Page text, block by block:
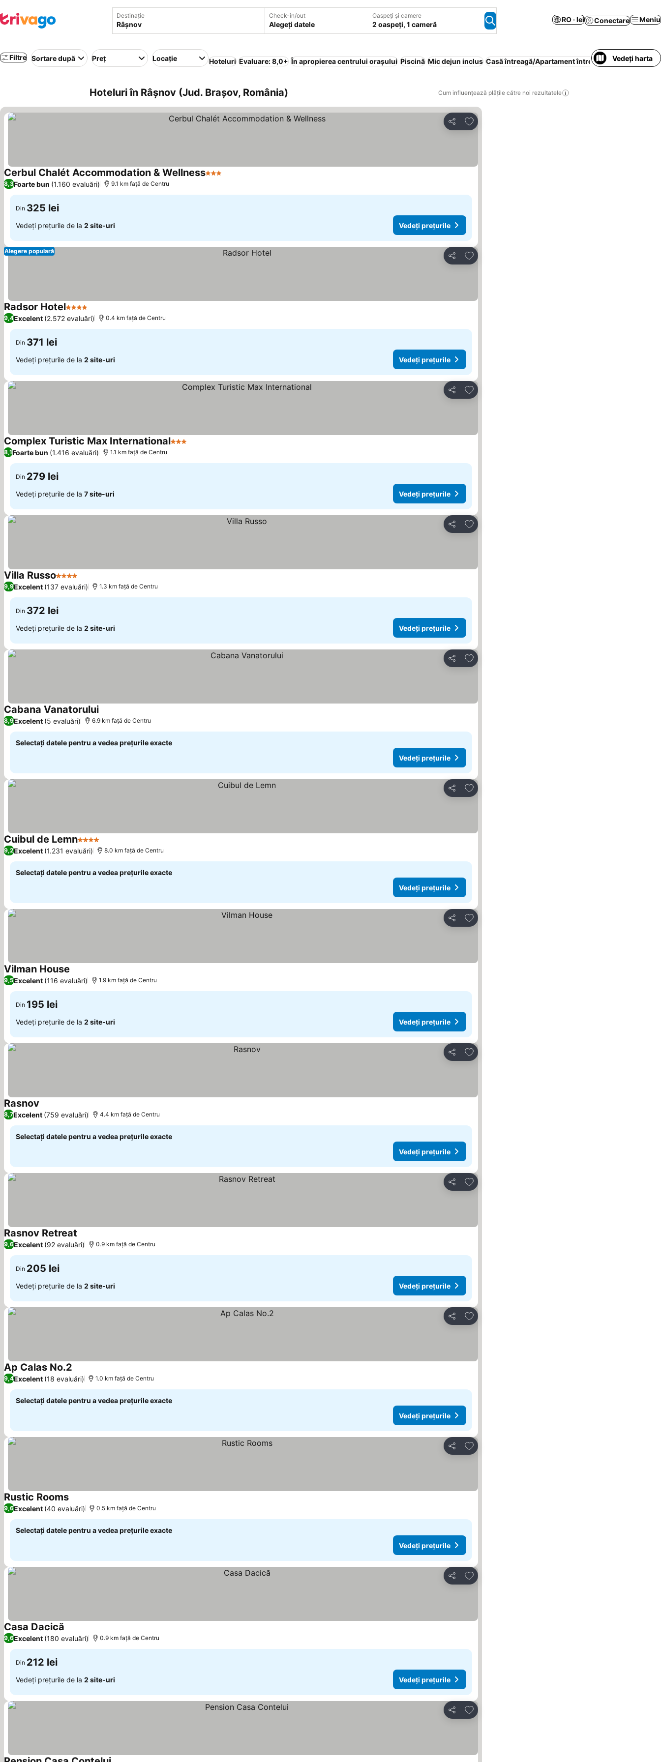
Destinație Check-in/out
Alegeți datele
Oaspeți și camere
2 oaspeți, 1 cameră
RO · lei Conectare Meniu
Filtre Sortare după Preț Locație Hoteluri Evaluare: 8,0+ În apropierea centrului orașului Piscină Mic dejun inclus Casă întreagă/Apartament întreg Parcare Animale
Vedeți harta
Hoteluri în Râşnov (Jud. Brașov, România) Cum influențează plățile către noi rezultatele
Distribuiți
Adăugaţi la favorite
Cerbul Chalét Accommodation & Wellness3 Stele
8,3Foarte bun (1.160 evaluări) 9.1 km faţă de Centru
Din 325 lei
Vedeți prețurile de la 2 site-uri Vedeți prețurile
Distribuiți
Adăugaţi la favorite
Alegere populară
Radsor Hotel4 Stele Vedeți prețurile
9,4Excelent (2.572 evaluări) 0.4 km faţă de Centru
Din 371 lei
Vedeți prețurile de la 2 site-uri Vedeți prețurile
Distribuiți
Adăugaţi la favorite
Complex Turistic Max International3 Stele
8,1Foarte bun (1.416 evaluări) 1.1 km faţă de Centru
Din 279 lei
Vedeți prețurile de la 7 site-uri Vedeți prețurile
Distribuiți
Adăugaţi la favorite
Villa Russo4 Stele Vedeți prețurile
9,9Excelent (137 evaluări) 1.3 km faţă de Centru
Din 372 lei
Vedeți prețurile de la 2 site-uri Vedeți prețurile
Distribuiți
Adăugaţi la favorite
Cabana VanatoruluiVedeți prețurile
8,9Excelent (5 evaluări) 6.9 km faţă de Centru
Selectați datele pentru a vedea prețurile exacte
Vedeți prețurile
Distribuiți
Adăugaţi la favorite
Cuibul de Lemn4 SteleVedeți prețurile
9,2Excelent (1.231 evaluări) 8.0 km faţă de Centru
Selectați datele pentru a vedea prețurile exacte
Vedeți prețurile
Distribuiți
Adăugaţi la favorite
Vilman House Vedeți prețurile
9,5Excelent (116 evaluări) 1.9 km faţă de Centru
Din 195 lei
Vedeți prețurile de la 2 site-uri Vedeți prețurile
Distribuiți
Adăugaţi la favorite
Rasnov Vedeți prețurile
8,7Excelent (759 evaluări) 4.4 km faţă de Centru
Selectați datele pentru a vedea prețurile exacte
Vedeți prețurile
Distribuiți
Adăugaţi la favorite
Rasnov Retreat Vedeți prețurile
9,6Excelent (92 evaluări) 0.9 km faţă de Centru
Din 205 lei
Vedeți prețurile de la 2 site-uri Vedeți prețurile
Distribuiți
Adăugaţi la favorite
Ap Calas No.2 Vedeți prețurile
9,4Excelent (18 evaluări) 1.0 km faţă de Centru
Selectați datele pentru a vedea prețurile exacte
Vedeți prețurile
Distribuiți
Adăugaţi la favorite
Rustic RoomsVedeți prețurile
9,6Excelent (40 evaluări) 0.5 km faţă de Centru
Selectați datele pentru a vedea prețurile exacte
Vedeți prețurile
Distribuiți
Adăugaţi la favorite
Casa Dacică Vedeți prețurile
9,6Excelent (180 evaluări) 0.9 km faţă de Centru
Din 212 lei
Vedeți prețurile de la 2 site-uri Vedeți prețurile
Distribuiți
Adăugaţi la favorite